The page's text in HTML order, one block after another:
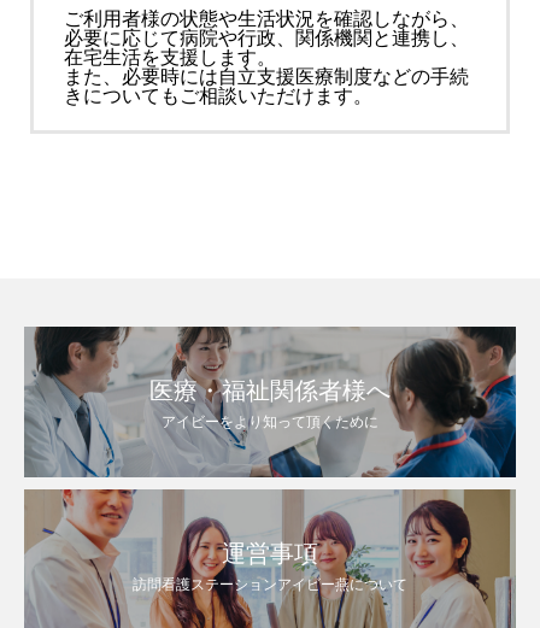
ご利用者様の状態や生活状況を確認しながら、
必要に応じて病院や行政、関係機関と連携し、
在宅生活を支援します。
また、必要時には自立支援医療制度などの手続
きについてもご相談いただけます。
医療・福祉関係者様へ
アイビーをより知って頂くために
運営事項
訪問看護ステーションアイビー燕について